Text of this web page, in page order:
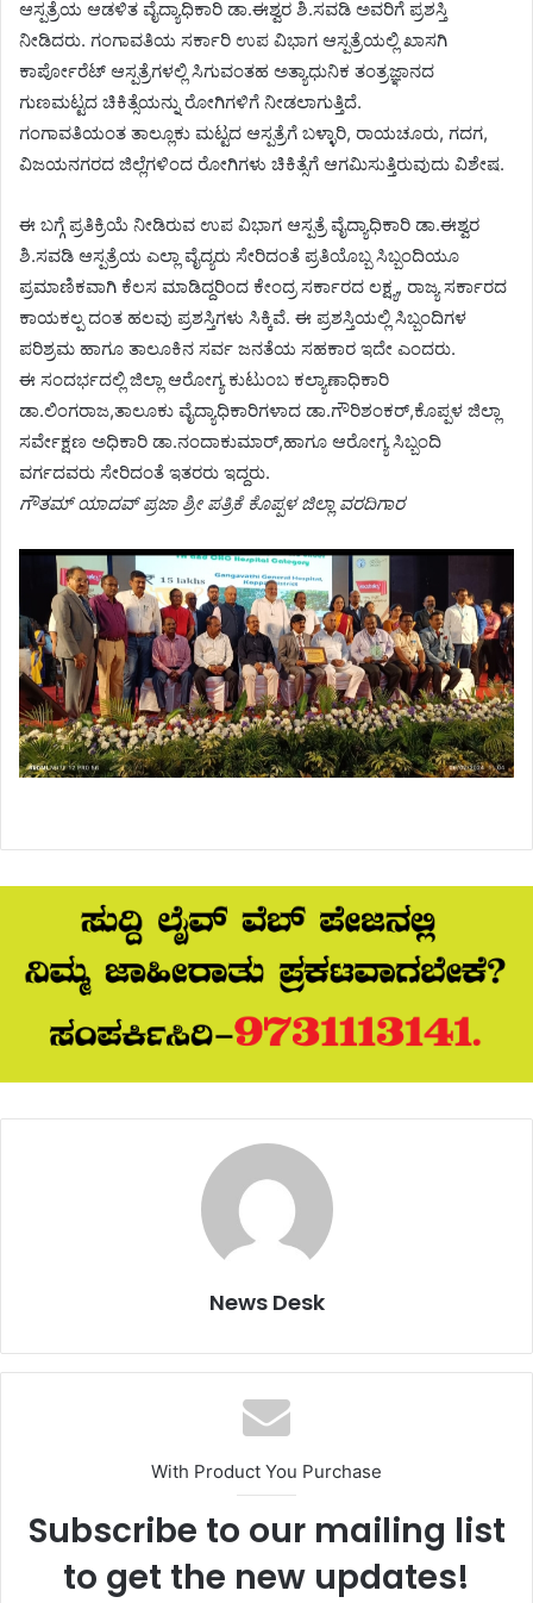
ಆಸ್ಪತ್ರೆಯ ಆಡಳಿತ ವೈದ್ಯಾಧಿಕಾರಿ ಡಾ.ಈಶ್ವರ ಶಿ.ಸವಡಿ ಅವರಿಗೆ ಪ್ರಶಸ್ತಿ
ನೀಡಿದರು. ಗಂಗಾವತಿಯ ಸರ್ಕಾರಿ ಉಪ ವಿಭಾಗ ಆಸ್ಪತ್ರೆಯಲ್ಲಿ ಖಾಸಗಿ
ಕಾರ್ಪೋರೆಟ್ ಆಸ್ಪತ್ರೆಗಳಲ್ಲಿ ಸಿಗುವಂತಹ ಅತ್ಯಾಧುನಿಕ ತಂತ್ರಜ್ಞಾನದ
ಗುಣಮಟ್ಟದ ಚಿಕಿತ್ಸೆಯನ್ನು ರೋಗಿಗಳಿಗೆ ನೀಡಲಾಗುತ್ತಿದೆ.
ಗಂಗಾವತಿಯಂತ ತಾಲ್ಲೂಕು ಮಟ್ಟದ ಆಸ್ಪತ್ರೆಗೆ ಬಳ್ಳಾರಿ, ರಾಯಚೂರು, ಗದಗ,
ವಿಜಯನಗರದ ಜಿಲ್ಲೆಗಳಿಂದ ರೋಗಿಗಳು ಚಿಕಿತ್ಸೆಗೆ ಆಗಮಿಸುತ್ತಿರುವುದು ವಿಶೇಷ.
ಈ ಬಗ್ಗೆ ಪ್ರತಿಕ್ರಿಯೆ ನೀಡಿರುವ ಉಪ ವಿಭಾಗ ಆಸ್ಪತ್ರೆ ವೈದ್ಯಾಧಿಕಾರಿ ಡಾ.ಈಶ್ವರ
ಶಿ.ಸವಡಿ ಆಸ್ಪತ್ರೆಯ ಎಲ್ಲಾ ವೈದ್ಯರು ಸೇರಿದಂತೆ ಪ್ರತಿಯೊಬ್ಬ ಸಿಬ್ಬಂದಿಯೂ
ಪ್ರಮಾಣಿಕವಾಗಿ ಕೆಲಸ ಮಾಡಿದ್ದರಿಂದ ಕೇಂದ್ರ ಸರ್ಕಾರದ ಲಕ್ಷ್ಯ, ರಾಜ್ಯ ಸರ್ಕಾರದ
ಕಾಯಕಲ್ಪ ದಂತ ಹಲವು ಪ್ರಶಸ್ತಿಗಳು ಸಿಕ್ಕಿವೆ. ಈ ಪ್ರಶಸ್ತಿಯಲ್ಲಿ ಸಿಬ್ಬಂದಿಗಳ
ಪರಿಶ್ರಮ ಹಾಗೂ ತಾಲೂಕಿನ ಸರ್ವ ಜನತೆಯ ಸಹಕಾರ ಇದೇ ಎಂದರು.
ಈ ಸಂದರ್ಭದಲ್ಲಿ ಜಿಲ್ಲಾ ಆರೋಗ್ಯ ಕುಟುಂಬ ಕಲ್ಯಾಣಾಧಿಕಾರಿ
ಡಾ.ಲಿಂಗರಾಜ,ತಾಲೂಕು ವೈದ್ಯಾಧಿಕಾರಿಗಳಾದ ಡಾ.ಗೌರಿಶಂಕರ್,ಕೊಪ್ಪಳ ಜಿಲ್ಲಾ
ಸರ್ವೇಕ್ಷಣ ಅಧಿಕಾರಿ ಡಾ.ನಂದಾಕುಮಾರ್,ಹಾಗೂ ಆರೋಗ್ಯ ಸಿಬ್ಬಂದಿ
ವರ್ಗದವರು ಸೇರಿದಂತೆ ಇತರರು ಇದ್ದರು.
ಗೌತಮ್ ಯಾದವ್ ಪ್ರಜಾ ಶ್ರೀ ಪತ್ರಿಕೆ ಕೊಪ್ಪಳ ಜಿಲ್ಲಾ ವರದಿಗಾರ
News Desk
With Product You Purchase
Subscribe to our mailing list
to get the new updates!